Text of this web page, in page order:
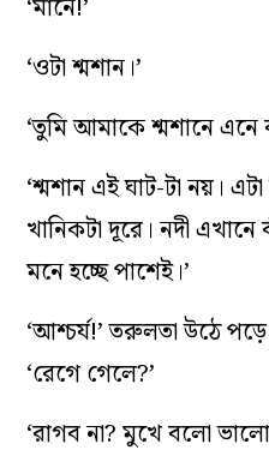
‘মানে!’
‘ওটা শ্মশান।’
‘তুমি আমাকে শ্মশানে
‘শ্মশান এই ঘাট-টা নয়।
খানিকটা দূরে। নদী এখানে
মনে হচ্ছে পাশেই।’
‘আশ্চর্য!’ তরুলতা উঠে
‘রেগে গেলে?’
‘রাগব না? মুখে বলো